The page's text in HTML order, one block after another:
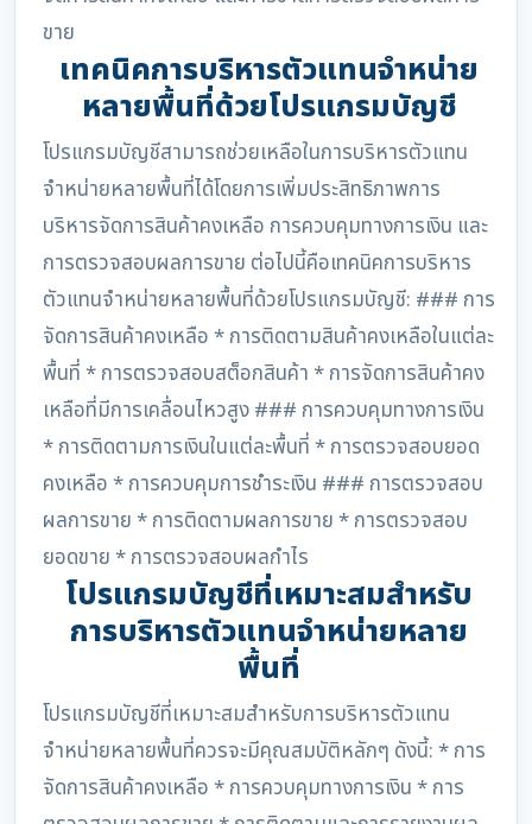
ขาย
เทคนิคการบริหารตัวแทนจำหน่าย
หลายพื้นที่ด้วยโปรแกรมบัญชี
โปรแกรมบัญชีสามารถช่วยเหลือในการบริหารตัวแทน
จำหน่ายหลายพื้นที่ได้โดยการเพิ่มประสิทธิภาพการ
บริหารจัดการสินค้าคงเหลือ การควบคุมทางการเงิน และ
การตรวจสอบผลการขาย ต่อไปนี้คือเทคนิคการบริหาร
ตัวแทนจำหน่ายหลายพื้นที่ด้วยโปรแกรมบัญชี: ### การ
จัดการสินค้าคงเหลือ * การติดตามสินค้าคงเหลือในแต่ละ
พื้นที่ * การตรวจสอบสต็อกสินค้า * การจัดการสินค้าคง
เหลือที่มีการเคลื่อนไหวสูง ### การควบคุมทางการเงิน
* การติดตามการเงินในแต่ละพื้นที่ * การตรวจสอบยอด
คงเหลือ * การควบคุมการชำระเงิน ### การตรวจสอบ
ผลการขาย * การติดตามผลการขาย * การตรวจสอบ
ยอดขาย * การตรวจสอบผลกำไร
โปรแกรมบัญชีที่เหมาะสมสำหรับ
การบริหารตัวแทนจำหน่ายหลาย
พื้นที่
โปรแกรมบัญชีที่เหมาะสมสำหรับการบริหารตัวแทน
จำหน่ายหลายพื้นที่ควรจะมีคุณสมบัติหลักๆ ดังนี้: * การ
จัดการสินค้าคงเหลือ * การควบคุมทางการเงิน * การ